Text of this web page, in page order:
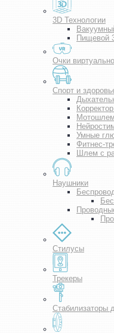
3D Технологии
Пищевой
Очки
Спорт и
Умные
Фитнес-
Шлем с
Наушники
Стилусы
Трекеры
Стабилизаторы